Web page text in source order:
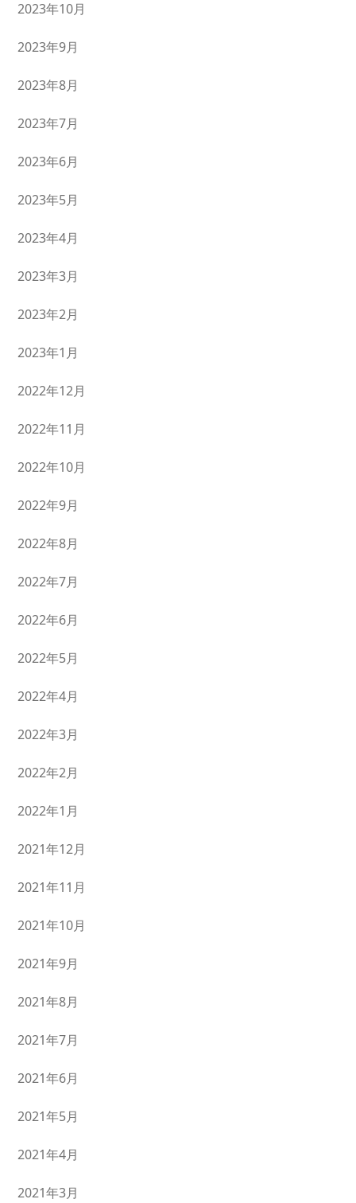
2023年10月
2023年9月
2023年8月
2023年7月
2023年6月
2023年5月
2023年4月
2023年3月
2023年2月
2023年1月
2022年12月
2022年11月
2022年10月
2022年9月
2022年8月
2022年7月
2022年6月
2022年5月
2022年4月
2022年3月
2022年2月
2022年1月
2021年12月
2021年11月
2021年10月
2021年9月
2021年8月
2021年7月
2021年6月
2021年5月
2021年4月
2021年3月